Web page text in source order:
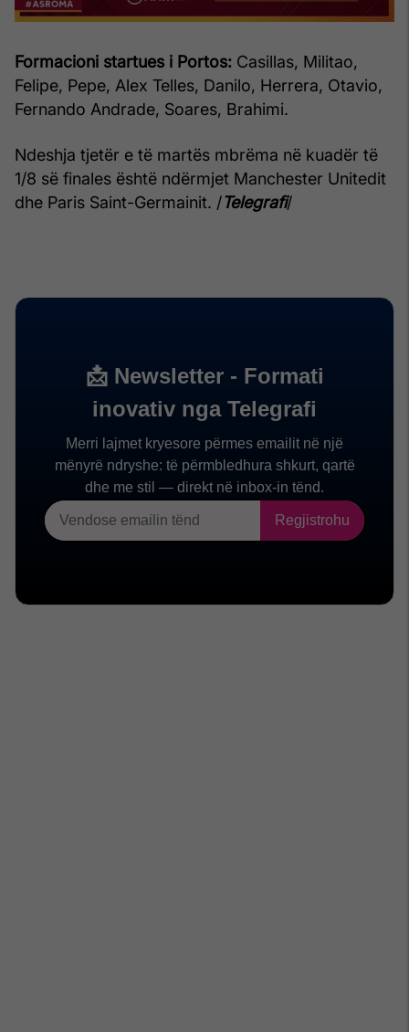
Formacioni startues i Portos: Casillas, Militao,
Felipe, Pepe, Alex Telles, Danilo, Herrera, Otavio,
Fernando Andrade, Soares, Brahimi.
Ndeshja tjetër e të martës mbrëma në kuadër të
1/8 së finales është ndërmjet Manchester Unitedit
dhe Paris Saint-Germainit. /Telegrafi/